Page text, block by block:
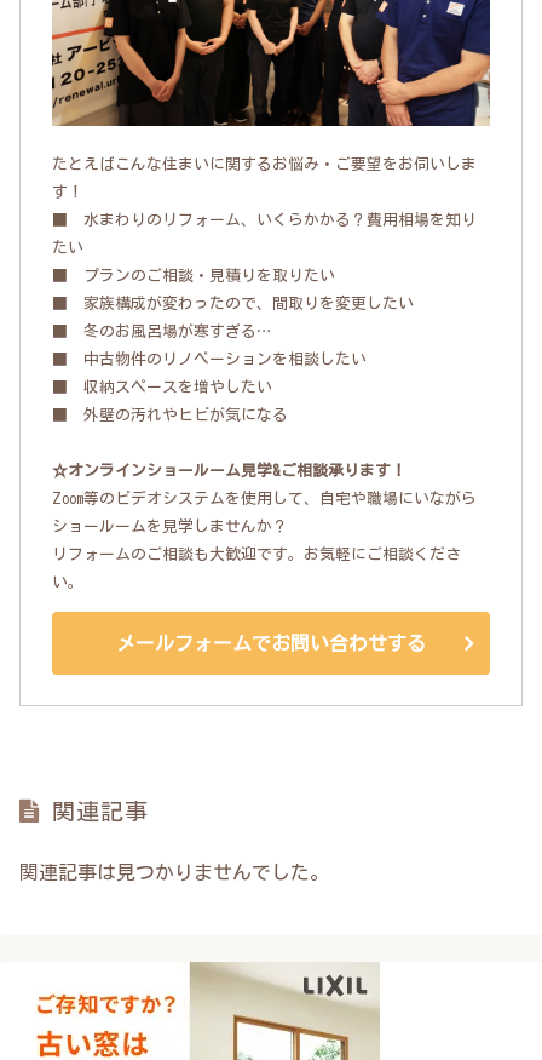
たとえばこんな住まいに関するお悩み・ご要望をお伺いしま
す！
■ 水まわりのリフォーム、いくらかかる？費用相場を知り
たい
■ プランのご相談・見積りを取りたい
■ 家族構成が変わったので、間取りを変更したい
■ 冬のお風呂場が寒すぎる…
■ 中古物件のリノベーションを相談したい
■ 収納スペースを増やしたい
■ 外壁の汚れやヒビが気になる
☆オンラインショールーム見学&ご相談承ります！
Zoom等のビデオシステムを使用して、自宅や職場にいながら
ショールームを見学しませんか？
リフォームのご相談も大歓迎です。お気軽にご相談くださ
い。
メールフォームでお問い合わせする
関連記事
関連記事は見つかりませんでした。